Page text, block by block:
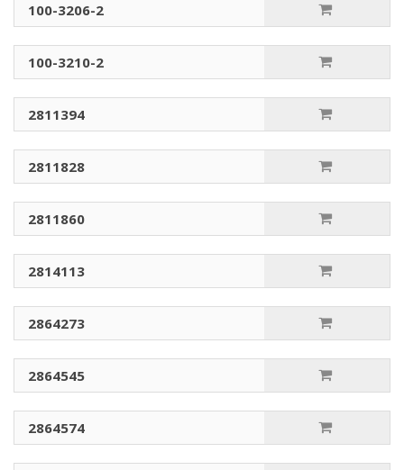
100-3206-2
100-3210-2
2811394
2811828
2811860
2814113
2864273
2864545
2864574